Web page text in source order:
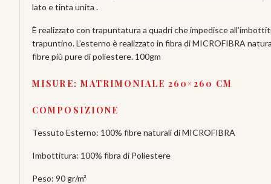
lato e tinta unita .
È realizzato con trapuntatura a quadri che impedisce
trapuntino. L’esterno è realizzato in fibra di MICROFIBRA
fibre più pure di poliestere. 100gm
MISURE: MATRIMONIALE 260×260 CM
COMPOSIZIONE
Tessuto Esterno: 100% fibre naturali di MICROFIBRA
Imbottitura: 100% fibra di Poliestere
Peso: 90 gr/m²